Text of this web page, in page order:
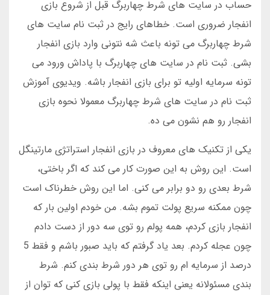
حساب در سایت های شرط چهاربرگ قبل از شروع بازی
انفجار ضروری است. خطاهای رایج در ثبت نام سایت های
شرط چهاربرگ می تونه باعث شه نتونی وارد بازی انفجار
بشی. ثبت نام در سایت های چهاربرگ با پاداش ورود می
تونه سرمایه اولیه تو برای بازی انفجار باشه. ویدیوی آموزش
ثبت نام در سایت های شرط چهاربرگ معمولا نحوه بازی
انفجار رو هم نشون می ده.
یکی از تکنیک های معروف در بازی انفجار استراتژی مارتینگل
است. این روش به این صورت کار می کند که اگر باختی،
شرط بعدی رو دو برابر می کنی. اما این روش خطرناک است
چون ممکنه سریع پولت تموم بشه. من خودم اولین بار که
انفجار بازی کردم، همه پولم رو توی سه دور از دست دادم
چون عجله کردم. بعد یاد گرفتم که باید صبور باشم و فقط 5
درصد از سرمایه ام رو توی هر دور شرط بندی کنم. شرط
بندی مسئولانه یعنی اینکه فقط با پولی بازی کنی که توان از